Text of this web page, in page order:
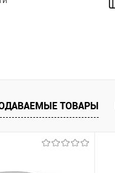
ТОВАРЫ